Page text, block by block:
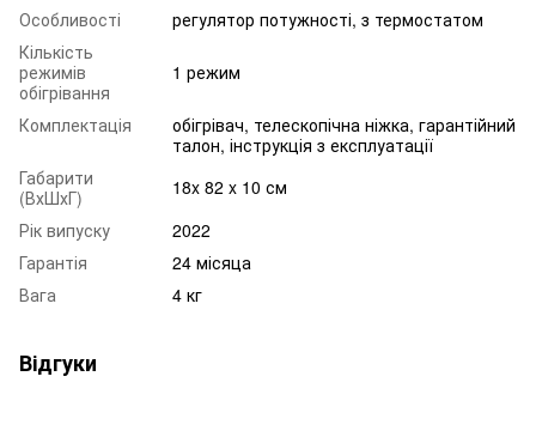
Особливості
регулятор потужності, з термостатом
Кількість
режимів
обігрівання
1 режим
Комплектація
обігрівач, телескопічна ніжка, гарантійний
талон, інструкція з експлуатації
Габарити
(ВхШхГ)
18x 82 x 10 см
Рік випуску
2022
Гарантія
24 місяца
Вага
4 кг
Відгуки